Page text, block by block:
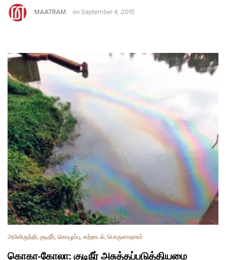
MAATRAM on September 4, 2015
அபிவிருத்தி, குடிநீர், கொழும்பு, சுற்றாடல், பொருளாதாரம்
கொகா-கோலா: குடிநீர் அசுத்தப்படுத்தியமை